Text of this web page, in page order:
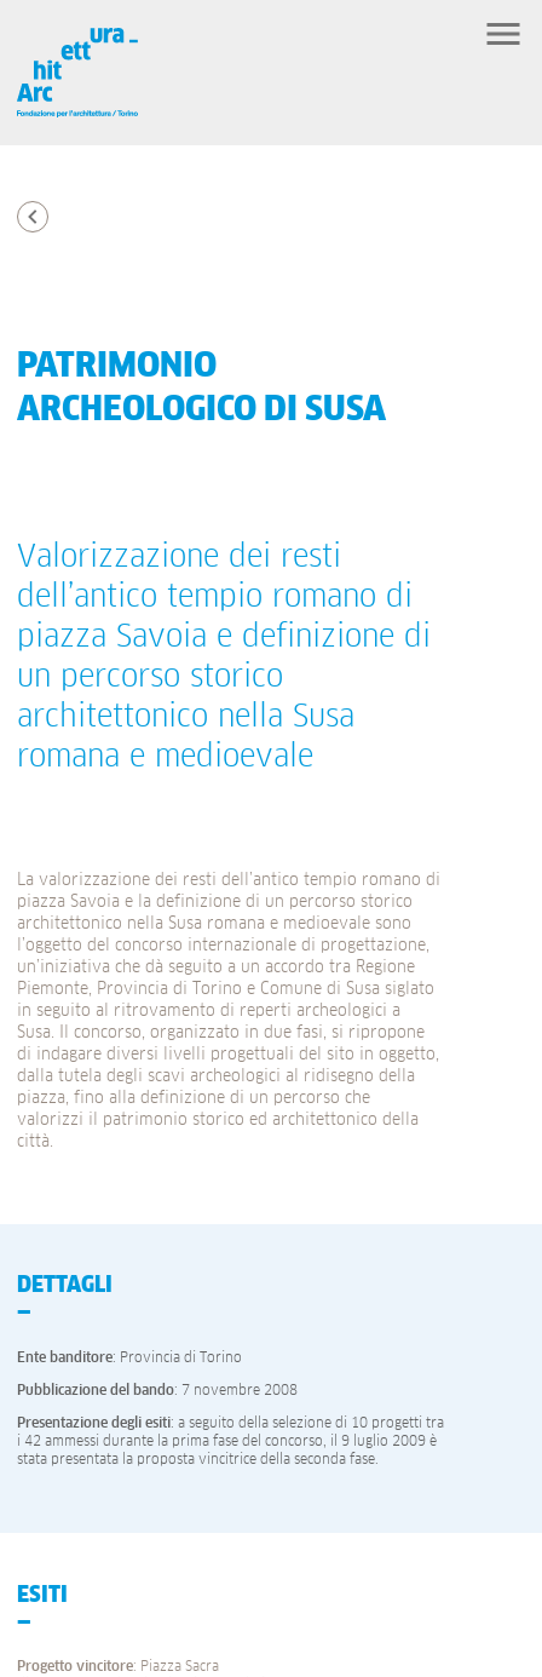
PATRIMONIO
ARCHEOLOGICO DI SUSA
Valorizzazione dei resti
dell’antico tempio romano di
piazza Savoia e definizione di
un percorso storico
architettonico nella Susa
romana e medioevale
La valorizzazione dei resti dell’antico tempio romano di
piazza Savoia e la definizione di un percorso storico
architettonico nella Susa romana e medioevale sono
l’oggetto del concorso internazionale di progettazione,
un’iniziativa che dà seguito a un accordo tra Regione
Piemonte, Provincia di Torino e Comune di Susa siglato
in seguito al ritrovamento di reperti archeologici a
Susa. Il concorso, organizzato in due fasi, si ripropone
di indagare diversi livelli progettuali del sito in oggetto,
dalla tutela degli scavi archeologici al ridisegno della
piazza, fino alla definizione di un percorso che
valorizzi il patrimonio storico ed architettonico della
città.
DETTAGLI
Ente banditore: Provincia di Torino
Pubblicazione del bando: 7 novembre 2008
Presentazione degli esiti: a seguito della selezione di 10 progetti tra
i 42 ammessi durante la prima fase del concorso, il 9 luglio 2009 è
stata presentata la proposta vincitrice della seconda fase.
ESITI
Progetto vincitore: Piazza Sacra